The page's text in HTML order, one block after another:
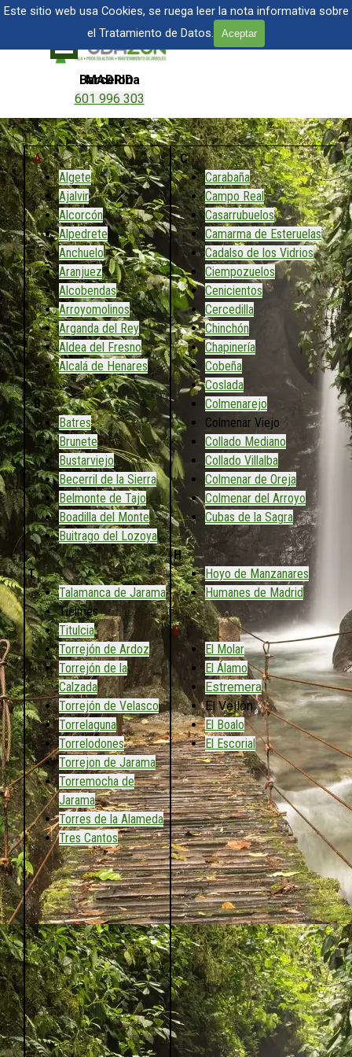
Este sitio web usa Cookies, se ruega leer la nota informativa sobre
el Tratamiento de Datos.
Aceptar
Vaya al ContenidoTALA Y PODA DE ÁRBOLES EN MADRID
Barcelona
601 996 303
MADRID
601 904 866
Saltar menú
A
Algete
Ajalvir
Alcorcón
Alpedrete
Anchuelo
Aranjuez
Alcobendas
Arroyomolinos
Arganda del Rey
Aldea del Fresno
Alcalá de Henares
B
Batres
Brunete
Bustarviejo
Becerril de la Sierra
Belmonte de Tajo
Boadilla del Monte
Buitrago del Lozoya
T
Talamanca de Jarama
Tielmes
Titulcia
Torrejón de Ardoz
Torrejón de la
Calzada
Torrejón de Velasco
Torrelaguna
Torrelodones
Torrejon de Jarama
Torremocha de
Jarama
Torres de la Alameda
Tres Cantos
C
Carabaña
Campo Real
Casarrubuelos
Camarma de Esteruelas
Cadalso de los Vidrios
Ciempozuelos
Cenicientos
Cercedilla
Chinchón
Chapinería
Cobeña
Coslada
Colmenarejo
Colmenar Viejo
Collado Mediano
Collado Villalba
Colmenar de Oreja
Colmenar del Arroyo
Cubas de la Sagra
H
Hoyo de Manzanares
Humanes de Madrid
E
El Molar
El Álamo
Estremera
El Vellón
El Boalo
El Escorial